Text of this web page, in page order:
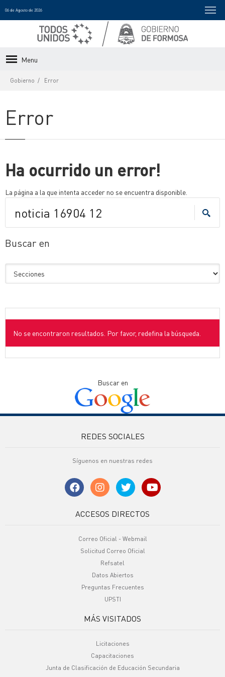
06 de Agosto de 2026
Menu
Gobierno Error
Error
Ha ocurrido un error!
La página a la que intenta acceder no se encuentra disponible.
Buscar en
No se encontraron resultados. Por favor, redefina la búsqueda.
Buscar en
REDES SOCIALES
Síguenos en nuestras redes
ACCESOS DIRECTOS
Correo Oficial - Webmail
Solicitud Correo Oficial
Refsatel
Datos Abiertos
Preguntas Frecuentes
UPSTI
MÁS VISITADOS
Licitaciones
Capacitaciones
Junta de Clasificación de Educación Secundaria